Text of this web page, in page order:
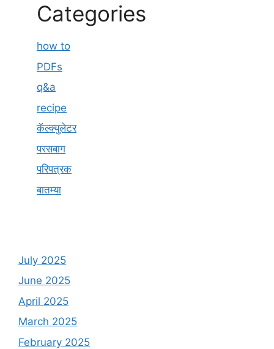
Categories
how to
PDFs
q&a
recipe
कॅल्क्युलेटर
परसबाग
परिपत्रक
बातम्या
July 2025
June 2025
April 2025
March 2025
February 2025